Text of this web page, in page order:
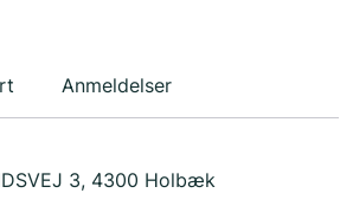
Anmeldelser
3, 4300 Holbæk